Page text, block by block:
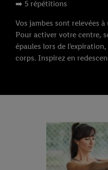
➡️ 5 répétitions
Vos jambes sont relevées
Pour activer votre centre,
épaules lors de
corps. Inspirez en